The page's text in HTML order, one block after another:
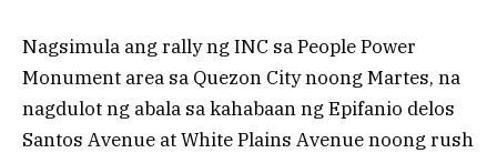
Nagsimula ang rally ng INC sa People Power
Monument area sa Quezon City noong Martes, na
nagdulot ng abala sa kahabaan ng Epifanio delos
Santos Avenue at White Plains Avenue noong rush